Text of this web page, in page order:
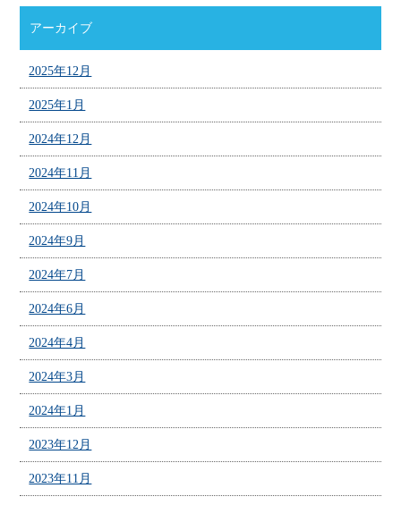
アーカイブ
2025年12月
2025年1月
2024年12月
2024年11月
2024年10月
2024年9月
2024年7月
2024年6月
2024年4月
2024年3月
2024年1月
2023年12月
2023年11月